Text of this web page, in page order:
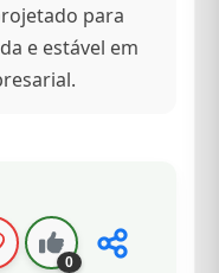
para
e estável em
0